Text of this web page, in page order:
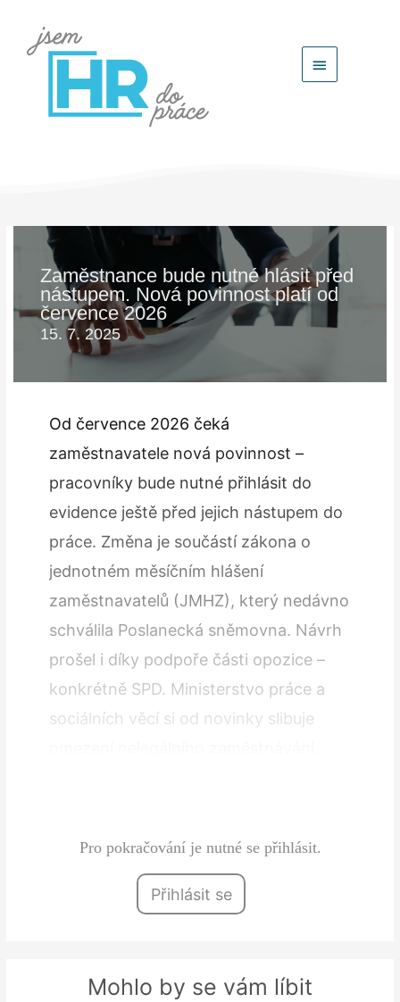
Hlavní
Zaměstnance bude nutné hlásit před
nástupem. Nová povinnost platí od
července 2026
15. 7. 2025
Od července 2026 čeká
zaměstnavatele nová povinnost –
pracovníky bude nutné přihlásit do
evidence ještě před jejich nástupem do
práce. Změna je součástí zákona o
jednotném měsíčním hlášení
zaměstnavatelů (JMHZ), který nedávno
schválila Poslanecká sněmovna. Návrh
prošel i díky podpoře části opozice –
konkrétně SPD. Ministerstvo práce a
sociálních věcí si od novinky slibuje
Pro pokračování je nutné se přihlásit.
Přihlásit se
Mohlo by se vám líbit